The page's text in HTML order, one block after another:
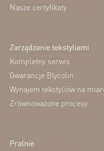
Nasze certyfikaty
Zarządzanie tekstyliami
Kompletny serwis
Gwarancje Blycolin
Wynajem tekstyliów na
Zrównoważone procesy
Pralnie